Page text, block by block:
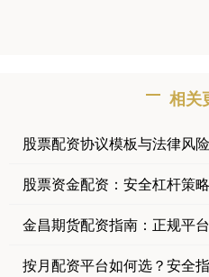
相关
股票配资协议模板与法律风
股票资金配资：安全杠杆策
金昌期货配资指南：正规平
按月配资平台如何选？安全